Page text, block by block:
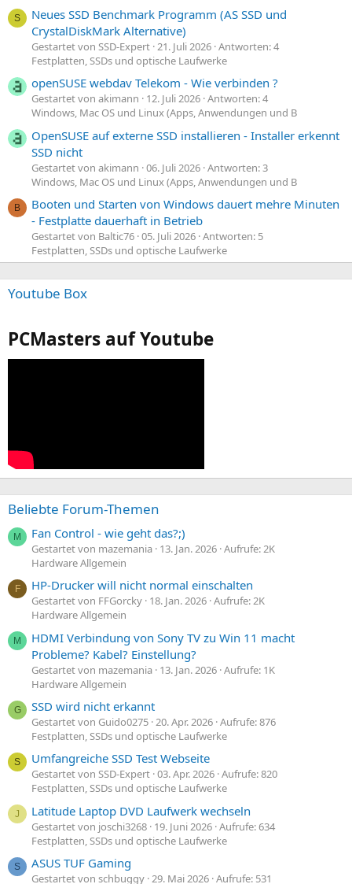
S
Neues SSD Benchmark Programm (AS SSD und
CrystalDiskMark Alternative)
Gestartet von SSD-Expert 21. Juli 2026 Antworten: 4
Festplatten, SSDs und optische Laufwerke
openSUSE webdav Telekom - Wie verbinden ?
Gestartet von akimann 12. Juli 2026 Antworten: 4
Windows, Mac OS und Linux (Apps, Anwendungen und B
OpenSUSE auf externe SSD installieren - Installer erkennt
SSD nicht
Gestartet von akimann 06. Juli 2026 Antworten: 3
Windows, Mac OS und Linux (Apps, Anwendungen und B
B
Booten und Starten von Windows dauert mehre Minuten
- Festplatte dauerhaft in Betrieb
Gestartet von Baltic76 05. Juli 2026 Antworten: 5
Festplatten, SSDs und optische Laufwerke
Youtube Box
PCMasters auf Youtube
Beliebte Forum-Themen
M Fan Control - wie geht das?;)
Gestartet von mazemania 13. Jan. 2026 Aufrufe: 2K
Hardware Allgemein
F HP-Drucker will nicht normal einschalten
Gestartet von FFGorcky 18. Jan. 2026 Aufrufe: 2K
Hardware Allgemein
M
HDMI Verbindung von Sony TV zu Win 11 macht
Probleme? Kabel? Einstellung?
Gestartet von mazemania 13. Jan. 2026 Aufrufe: 1K
Hardware Allgemein
G SSD wird nicht erkannt
Gestartet von Guido0275 20. Apr. 2026 Aufrufe: 876
Festplatten, SSDs und optische Laufwerke
S Umfangreiche SSD Test Webseite
Gestartet von SSD-Expert 03. Apr. 2026 Aufrufe: 820
Festplatten, SSDs und optische Laufwerke
J Latitude Laptop DVD Laufwerk wechseln
Gestartet von joschi3268 19. Juni 2026 Aufrufe: 634
Festplatten, SSDs und optische Laufwerke
S ASUS TUF Gaming
Gestartet von schbuggy 29. Mai 2026 Aufrufe: 531